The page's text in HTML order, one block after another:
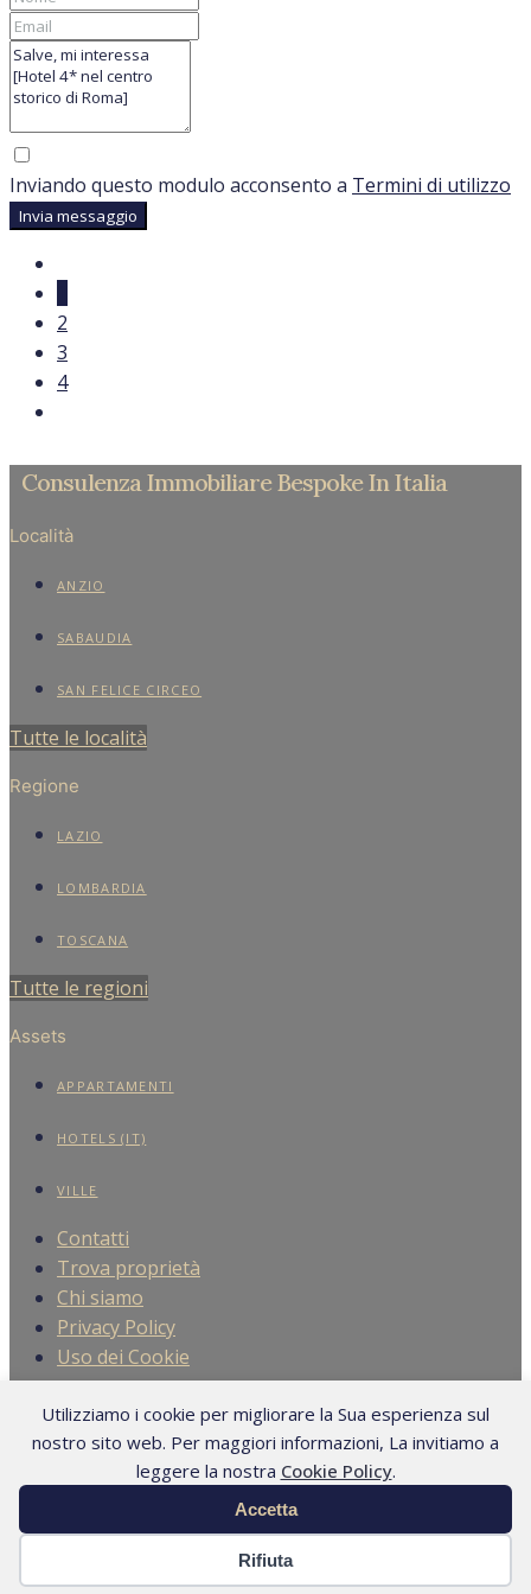
Utilizziamo i cookie per migliorare la Sua esperienza sul
nostro sito web. Per maggiori informazioni, La invitiamo a
leggere la nostra Cookie Policy.
Accetta
Rifiuta
Inviando questo modulo acconsento a Termini di utilizzo
Invia messaggio
2
3
4
Consulenza Immobiliare Bespoke In Italia
Località
ANZIO
SABAUDIA
SAN FELICE CIRCEO
Tutte le località
Regione
LAZIO
LOMBARDIA
TOSCANA
Tutte le regioni
Assets
APPARTAMENTI
HOTELS (IT)
VILLE
Contatti
Trova proprietà
Chi siamo
Privacy Policy
Uso dei Cookie
Contatti
Trova proprietà
Chi siamo
© Trevi Elite 2006- 2026 | P. Iva 08930591006